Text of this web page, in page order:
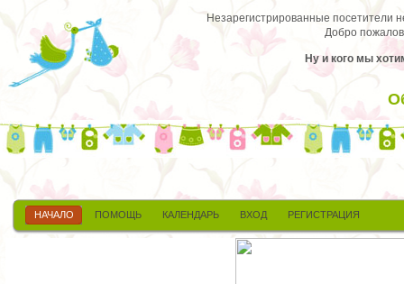
Незарегистрированные посетители
Добро
Ну и кого мы
НАЧАЛО ПОМОЩЬ КАЛЕНДАРЬ ВХОД РЕГИСТРАЦИЯ